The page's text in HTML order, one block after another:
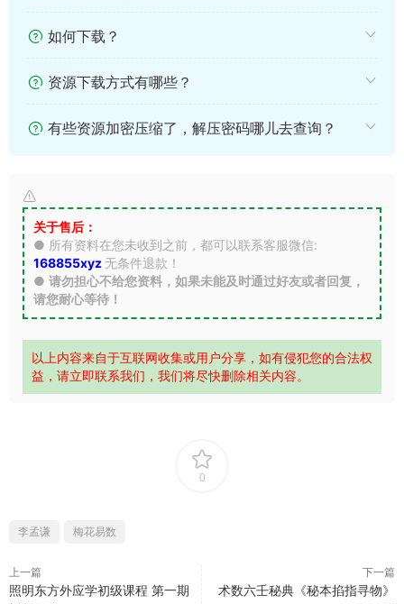
如何下载？
资源下载方式有哪些？
有些资源加密压缩了，解压密码哪儿去查询？
关于售后：
● 所有资料在您未收到之前，都可以联系客服微信:
168855xyz 无条件退款！
● 请勿担心不给您资料，如果未能及时通过好友或者回复，
请您耐心等待！
以上内容来自于互联网收集或用户分享，如有侵犯您的合法权
益，请立即联系我们，我们将尽快删除相关内容。
0
李孟谦 梅花易数
上一篇
照明东方外应学初级课程 第一期
下一篇
术数六壬秘典《秘本掐指寻物》